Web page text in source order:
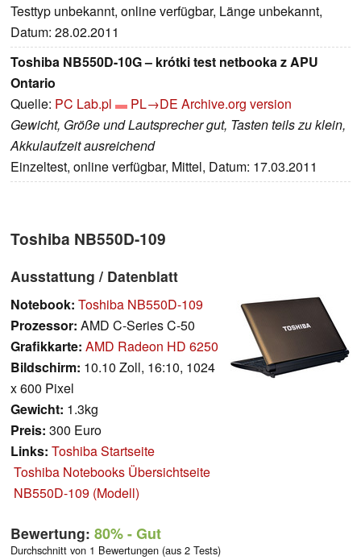
Testtyp unbekannt, online verfügbar, Länge unbekannt,
Datum: 28.02.2011
Toshiba NB550D-10G – krótki test netbooka z APU
Ontario
Quelle: PC Lab.pl PL→DE Archive.org version
Gewicht, Größe und Lautsprecher gut, Tasten teils zu klein,
Akkulaufzeit ausreichend
Einzeltest, online verfügbar, Mittel, Datum: 17.03.2011
Toshiba NB550D-109
Ausstattung / Datenblatt
Notebook: Toshiba NB550D-109
Prozessor: AMD C-Series C-50
Grafikkarte: AMD Radeon HD 6250
Bildschirm: 10.10 Zoll, 16:10, 1024
x 600 Pixel
Gewicht: 1.3kg
Preis: 300 Euro
Links: Toshiba Startseite
Toshiba Notebooks Übersichtseite
NB550D-109 (Modell)
Bewertung: 80%- Gut
Durchschnitt von 1 Bewertungen (aus 2 Tests)